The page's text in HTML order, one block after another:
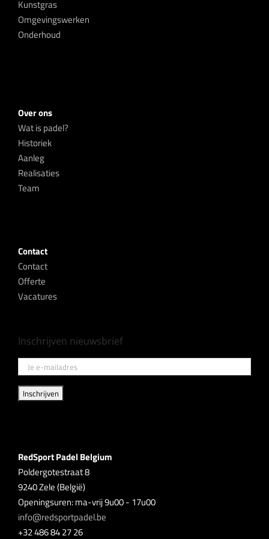
Kunstgras
Omgevingswerken
Onderhoud
Over ons
Wat is padel?
Historiek
Aanleg
Realisaties
Team
Contact
Contact
Offerte
Vacatures
Inschrijven nieuwsbrief
RedSport Padel Belgium
Poldergotestraat 8
9240 Zele (België)
Openingsuren: ma-vrij 9u00 - 17u00
info@redsportpadel.be
+32 486 84 27 26